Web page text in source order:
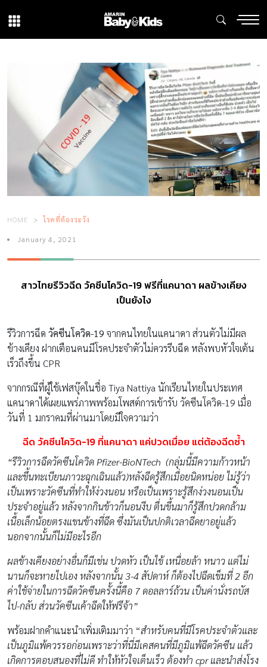
HOME โรคที่ต้องระวัง
January 4, 2021
สาวไทยรีวิวฉีด วัคซีนโควิด-19 ฟรีที่แคนาดา ผลข้างเคียง
เป็นยังไง
รีวิวการฉีด วัคซีนโควิด-19 จากคนไทยในแคนาดา ส่วนตัวไม่มีผล
ข้างเคียง ฝากเตือนคนมีโรคประจำตัวไม่ควรรีบฉีด หลังพบหัวใจเต้น
เร็วถึงขึ้น CPR
จากกรณีที่ผู้ใช้เฟสบุ๊คในชื่อ Tiya Nattiya นักเรียนไทยในประเทศ
แคนาดาได้เผยแพร่ภาพพร้อมโพสต์การเข้ารับ วัคซีนโควิด-19 เมื่อ
วันที่ 1 มกราคมที่ผ่านมาโดยมีใจความว่า
ฉีด วัคซีนโควิด-19 ที่แคนาดา แค่ปวดเมื่อย แต่ต้องฉีดซ้ำ
“รีวิวการฉีดวัคซีนโควิด Pfizer-BioNTech (กลุ่มนี้มีความก้าวหน้า
และขึ้นทะเบียนภาวะฉุกเฉินแล้ว)หลังฉีดรู้สึกเมื่อยนิดหน่อย ไม่รู้ว่า
เป็นเพราะวัคซีนที่ทำให้ง่วงนอน หรือเป็นเพราะรู้สึกง่วงนอนเป็น
ประจำอยู่แล้ว หลังจากกินข้าวก็นอนงีบ ตื่นขึ้นมาก็รู้สึกปวดกล้าม
เนื้อเล็กน้อยตรงแขนข้างที่ฉีดซึ่งมันเป็นปกติเวลาฉีดยาอยู่แล้ว
นอกจากนั้นก็ไม่มีอะไรอีก
ผลข้างเคียงอย่างอื่นก็มีเช่น ปวดหัว เป็นไข้ เหนื่อยล้า หนาว แต่ไม่
นานก็จะหายไปเอง หลังจากนั้น 3-4 สัปดาห์ ก็ต้องไปฉีดเข็มที่ 2 อีก
ค่าใช้จ่ายในการฉีดวัคซีนครั้งนี้คือ 7 ดอลลาร์ถ้วน เป็นค่านั่งรถบัส
ไป-กลับ ส่วนวัคซีนเค้าฉีดให้ฟรีจ้า”
พร้อมฝากคำแนะนำเพิ่มเติมมาว่า “สำหรับคนที่มีโรคประจำตัวและ
เป็นภูมิแพ้ควรรอก่อนเพราะว่าที่นี่มีเคสคนที่มีภูมิแพ้ฉีดวัคซีน แล้ว
เกิดการตอบสนองที่ไม่ดี ทำให้หัวใจเต็นเร็ว ต้องทำ cprและนำส่งโรง